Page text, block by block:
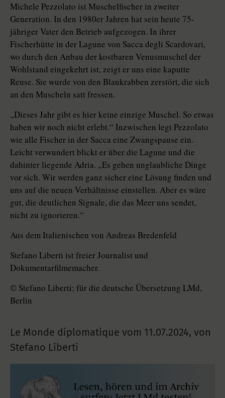
Michele Pezzolato ist Muschelfischer in zweiter
Generation. In den 1980er Jahren hat sein heute 75-
jähriger Vater den Betrieb aufgezogen. In ihrer
Fischerhütte in der Lagune von Sacca degli Scardovari,
wo durch den Anbau der kostbaren Venusmuschel der
Wohlstand eingekehrt ist, zeigt er uns eine kaputte
Reuse. Sie wurde von den Blaukrabben zerstört, die sich
an den Muscheln satt fressen.
„Dieses Jahr gibt es hier keine einzige Muschel. So etwas
haben wir noch nicht erlebt.“ Inzwischen legt Pezzolato
wie alle Fischer in der Sacca eine Zwangspause ein.
Leicht verwundert blickt er über die Lagune und die
dahinter liegende Adria. „Es gehen unglaubliche Dinge
vor sich. Wir werden ganz sicher eine Lösung finden und
uns auf die neuen Verhältnisse einstellen. Aber es wäre
gut, die deutlichen Signale, die das Meer uns sendet,
nicht zu ignorieren.“
Aus dem Italienischen von Andreas Bredenfeld
Stefano Liberti ist freier Journalist und
Dokumentarfilmemacher.
© Stefano Liberti; für die deutsche Übersetzung LMd,
Berlin
Le Monde diplomatique vom 11.07.2024, von
Stefano Liberti